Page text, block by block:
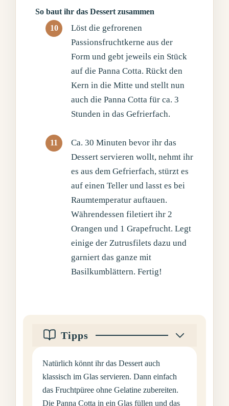
So baut ihr das Dessert zusammen
Löst die gefrorenen
Passionsfruchtkerne aus der
Form und gebt jeweils ein Stück
auf die Panna Cotta. Rückt den
Kern in die Mitte und stellt nun
auch die Panna Cotta für ca. 3
Stunden in das Gefrierfach.
Ca. 30 Minuten bevor ihr das
Dessert servieren wollt, nehmt ihr
es aus dem Gefrierfach, stürzt es
auf einen Teller und lasst es bei
Raumtemperatur auftauen.
Währendessen filetiert ihr 2
Orangen und 1 Grapefrucht. Legt
einige der Zutrusfilets dazu und
garniert das ganze mit
Basilkumblättern. Fertig!
Tipps
Natürlich könnt ihr das Dessert auch
klassisch im Glas servieren. Dann einfach
das Fruchtpüree ohne Gelatine zubereiten.
Die Panna Cotta in ein Glas füllen und das